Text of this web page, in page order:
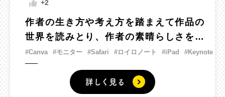
+2
作者の生き方や考え方を踏まえて作品の
世界を読みとり、作者の素晴らしさを伝
える記念館を開こう。
#Canva #モニター #Safari #ロイロノート #iPad #Keynote
詳しく見る